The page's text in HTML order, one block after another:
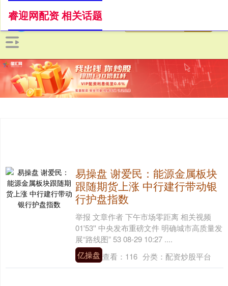
睿迎网配资 相关话题
易操盘 谢爱民：能源金属板块
跟随期货上涨 中行建行带动银
行护盘指数
举报 文章作者 下午市场零距离 相关视频
01'53'' 中央发布重磅文件 明确城市高质量发
展“路线图” 53 08-29 10:27 ....
亿操盘 查看： 116 分类： 配资炒股平台